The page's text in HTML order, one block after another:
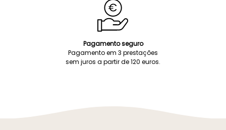
Pagamento seguro
Pagamento em 3 prestações
sem juros a partir de 120 euros.